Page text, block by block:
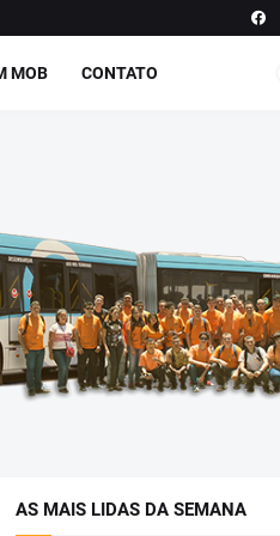
MOB CONTATO
AS MAIS LIDAS DA SEMANA